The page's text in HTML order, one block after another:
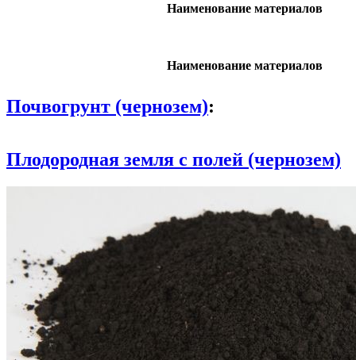
Наименование материалов
Наименование материалов
Почвогрунт (чернозем):
Плодородная земля с полей (чернозем)